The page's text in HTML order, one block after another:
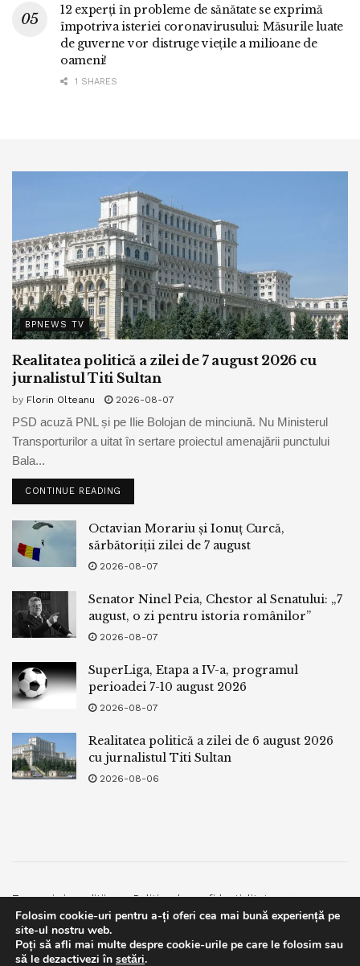
12 experți în probleme de sănătate se exprimă
împotriva isteriei coronavirusului: Măsurile luate
de guverne vor distruge viețile a milioane de
oameni!
1 SHARES
BPNEWS TV
Realitatea politică a zilei de 7 august 2026 cu
jurnalistul Titi Sultan
by Florin Olteanu 2026-08-07
PSD acuză PNL și pe Ilie Bolojan de minciună. Nu Ministerul
Transporturilor a uitat în sertare proiectul amenajării punctului
Bala...
CONTINUE READING
Octavian Morariu și Ionuț Curcă,
sărbătoriții zilei de 7 august
2026-08-07
Senator Ninel Peia, Chestor al Senatului: „7
august, o zi pentru istoria românilor”
2026-08-07
SuperLiga, Etapa a IV-a, programul
perioadei 7-10 august 2026
2026-08-07
Realitatea politică a zilei de 6 august 2026
cu jurnalistul Titi Sultan
2026-08-06
Termeni si conditii
Politica de confidentialitate
Facebook
Contact
© 2019bpnews- Business & Politics Newsbpnews.
Folosim cookie-uri pentru a-ți oferi cea mai bună experiență pe
site-ul nostru web.
Poți să afli mai multe despre cookie-urile pe care le folosim sau
să le dezactivezi în setări.
This website uses GDPR cookies. By continuing to use this